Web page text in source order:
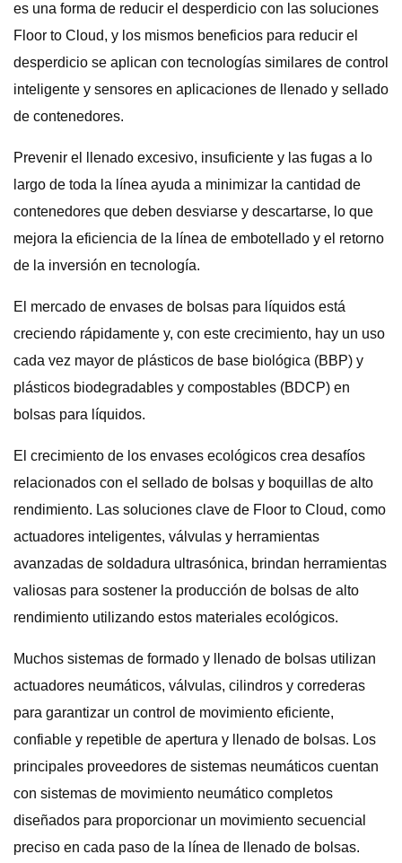
es una forma de reducir el desperdicio con las soluciones
Floor to Cloud, y los mismos beneficios para reducir el
desperdicio se aplican con tecnologías similares de control
inteligente y sensores en aplicaciones de llenado y sellado
de contenedores.
Prevenir el llenado excesivo, insuficiente y las fugas a lo
largo de toda la línea ayuda a minimizar la cantidad de
contenedores que deben desviarse y descartarse, lo que
mejora la eficiencia de la línea de embotellado y el retorno
de la inversión en tecnología.
El mercado de envases de bolsas para líquidos está
creciendo rápidamente y, con este crecimiento, hay un uso
cada vez mayor de plásticos de base biológica (BBP) y
plásticos biodegradables y compostables (BDCP) en
bolsas para líquidos.
El crecimiento de los envases ecológicos crea desafíos
relacionados con el sellado de bolsas y boquillas de alto
rendimiento. Las soluciones clave de Floor to Cloud, como
actuadores inteligentes, válvulas y herramientas
avanzadas de soldadura ultrasónica, brindan herramientas
valiosas para sostener la producción de bolsas de alto
rendimiento utilizando estos materiales ecológicos.
Muchos sistemas de formado y llenado de bolsas utilizan
actuadores neumáticos, válvulas, cilindros y correderas
para garantizar un control de movimiento eficiente,
confiable y repetible de apertura y llenado de bolsas. Los
principales proveedores de sistemas neumáticos cuentan
con sistemas de movimiento neumático completos
diseñados para proporcionar un movimiento secuencial
preciso en cada paso de la línea de llenado de bolsas.